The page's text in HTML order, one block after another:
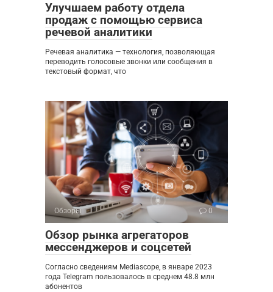
Улучшаем работу отдела
продаж с помощью сервиса
речевой аналитики
Речевая аналитика — технология, позволяющая
переводить голосовые звонки или сообщения в
текстовый формат, что
Обзоры 0
Обзор рынка агрегаторов
мессенджеров и соцсетей
Согласно сведениям Mediascope, в январе 2023
года Telegram пользовалось в среднем 48.8 млн
абонентов